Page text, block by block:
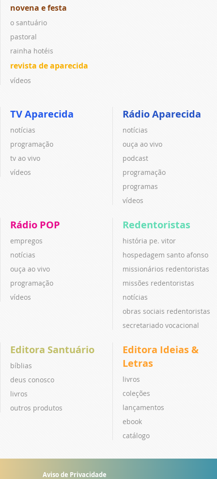
novena e festa
o santuário
pastoral
rainha hotéis
revista de aparecida
vídeos
TV Aparecida
notícias
programação
tv ao vivo
vídeos
Rádio Aparecida
notícias
ouça ao vivo
podcast
programação
programas
vídeos
Rádio POP
empregos
notícias
ouça ao vivo
programação
vídeos
Redentoristas
história pe. vitor
hospedagem santo afonso
missionários redentoristas
missões redentoristas
notícias
obras sociais redentoristas
secretariado vocacional
Editora Santuário
bíblias
deus conosco
livros
outros produtos
Editora Ideias &
Letras
livros
coleções
lançamentos
ebook
catálogo
Aviso de Privacidade